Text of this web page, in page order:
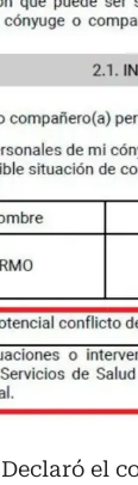
Declaró el